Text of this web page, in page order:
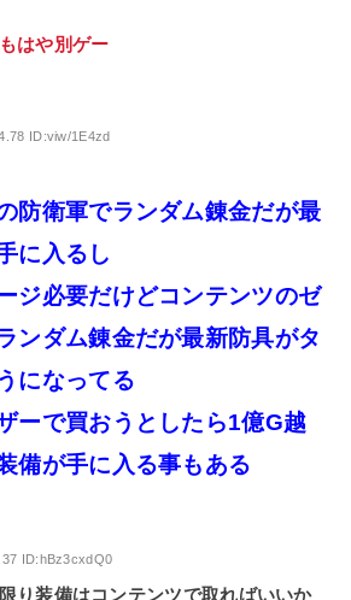
はや別ゲー
ID:viw/1E4zd
防衛軍でランダム錬金だが最
に入るし
ジ必要だけどコンテンツのゼ
ンダム錬金だが最新防具がタ
になってる
ーで買おうとしたら1億G越
備が手に入る事もある
ID:hBz3cxdQ0
り装備はコンテンツで取ればいいか